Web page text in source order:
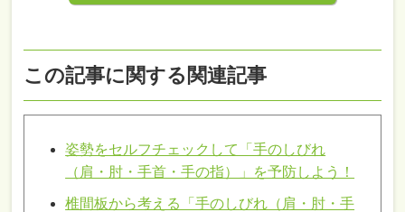
この記事に関する関連記事
姿勢をセルフチェックして「手のしびれ
（肩・肘・手首・手の指）」を予防しよう！
椎間板から考える「手のしびれ（肩・肘・手